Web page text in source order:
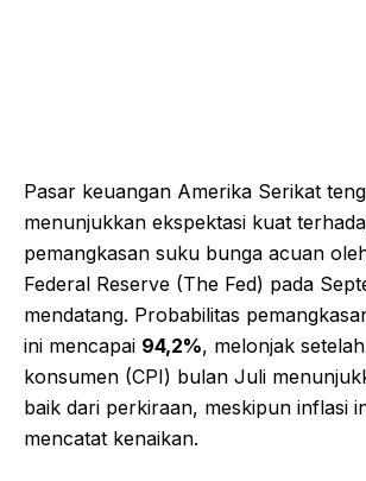
Pasar keuangan Amerika Serikat
menunjukkan ekspektasi kuat
pemangkasan suku bunga acuan
Federal Reserve (The Fed) pada
mendatang. Probabilitas
ini mencapai 94,2%, melonjak
konsumen (CPI) bulan Juli
baik dari perkiraan, meskipun inflasi
mencatat kenaikan.